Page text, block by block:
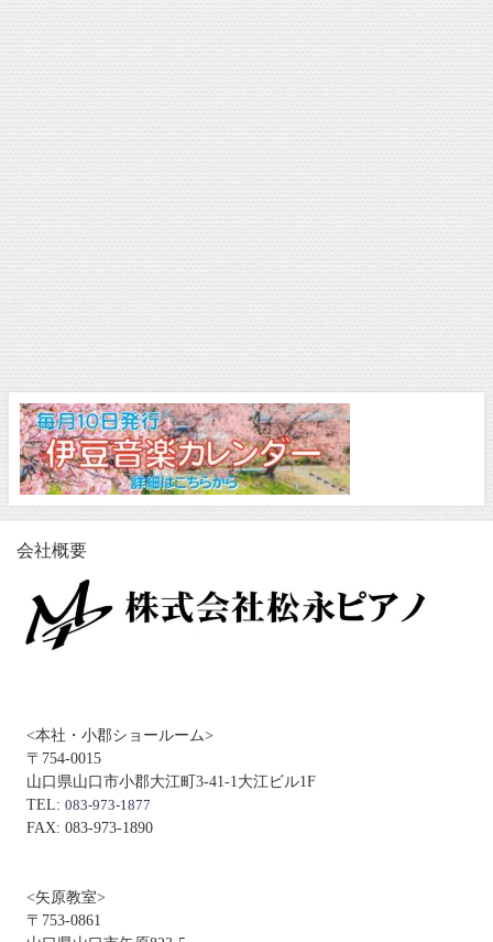
会社概要
<本社・小郡ショールーム>
〒754-0015
山口県山口市小郡大江町3-41-1大江ビル1F
TEL:083-973-1877
FAX: 083-973-1890
<矢原教室>
〒753-0861